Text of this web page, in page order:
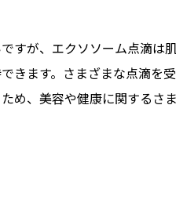
すが、エクソソーム点滴は
きます。さまざまな点滴を
め、美容や健康に関するさ